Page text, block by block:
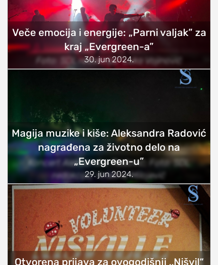
Foto: SDL redakcija/ Luka Vojinović
Veče emocija i energije: „Parni valjak” za
kraj „Evergreen-a”
30. jun 2024.
Koncert Aleksandre Radović; Foto: SDL
redakcija/ Kristina Milojević
Magija muzike i kiše: Aleksandra Radović
nagrađena za životno delo na
„Evergreen-u”
29. jun 2024.
Otvorena prijava za ovogodišnji ,,Nišvil“